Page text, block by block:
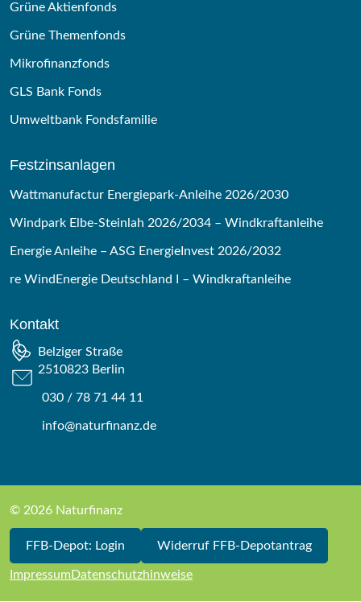
Grüne Aktienfonds
Grüne Themenfonds
Mikrofinanzfonds
GLS Bank Fonds
Umweltbank Fondsfamilie
Festzinsanlagen
Wattmanufactur Energiepark-Anleihe 2026/2030
Windpark Elbe-Steinlah 2026/2034 – Windkraftanleihe
Energie Anleihe – ASG EnergieInvest 2026/2032
re WindEnergie Deutschland I – Windkraftanleihe
Kontakt
Belziger Straße
2510823 Berlin
030 / 78 71 44 11
info@naturfinanz.de
© 2026 Naturfinanz
FFB-Depot: Login Widerruf FFB-Depotantrag
Impressum Datenschutzhinweise